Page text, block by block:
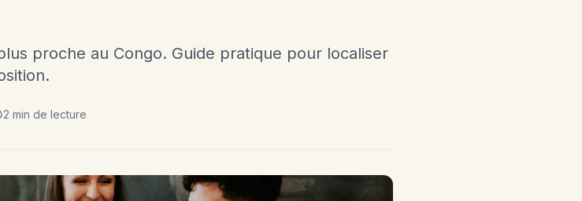
proche au Congo. Guide pratique pour localiser
2 min de lecture